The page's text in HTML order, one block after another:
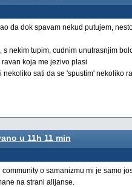
da dok spavam nekud putujem,
nekim tupim, cudnim unutrasnjim
koja me jezivo plasi
sati da se 'spustim' nekoliko
u 11h 11 min
o samanizmu mi je samo
na strani alijanse.